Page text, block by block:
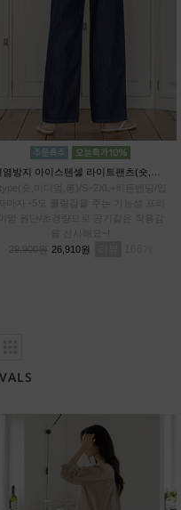
3type(숏,미디엄,롱)/S~2XL+히든밴딩/입
자마자 -5도 쿨링감을 주는 기능성 프리
을 선사해요~!
29,900원 26,910원